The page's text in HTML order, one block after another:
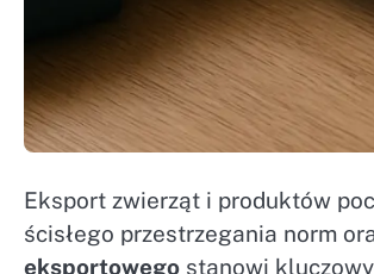
Eksport zwierząt i produktów
ścisłego przestrzegania norm
eksportowego stanowi